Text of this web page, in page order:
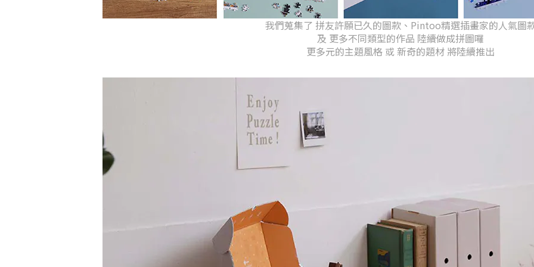
我們蒐集了 拼友許願已久的圖款、Pintoo精選插畫家的人氣圖
及 更多不同類型的作品 陸續做成拼圖囉
更多元的主題風格 或 新奇的題材 將陸續推出